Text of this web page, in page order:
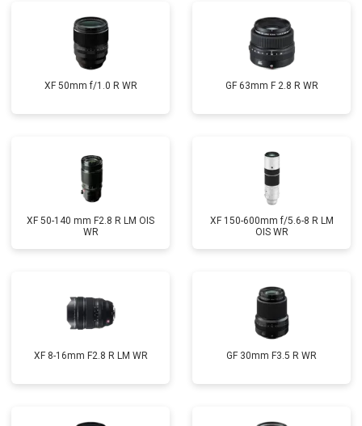
XF 50mm f/1.0 R WR GF 63mm F 2.8 R WR
XF 50-140 mm F2.8 R LM OIS
WR
XF 150-600mm f/5.6-8 R LM
OIS WR
XF 8-16mm F2.8 R LM WR GF 30mm F3.5 R WR